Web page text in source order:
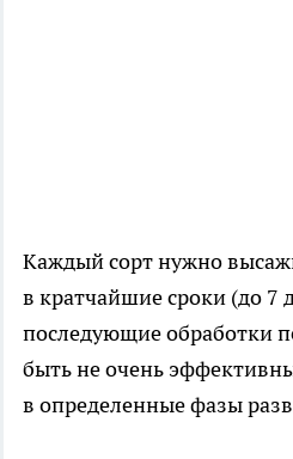
Каждый сорт нужно
в кратчайшие сроки (до 7
последующие обработки
быть не очень
в определенные фазы